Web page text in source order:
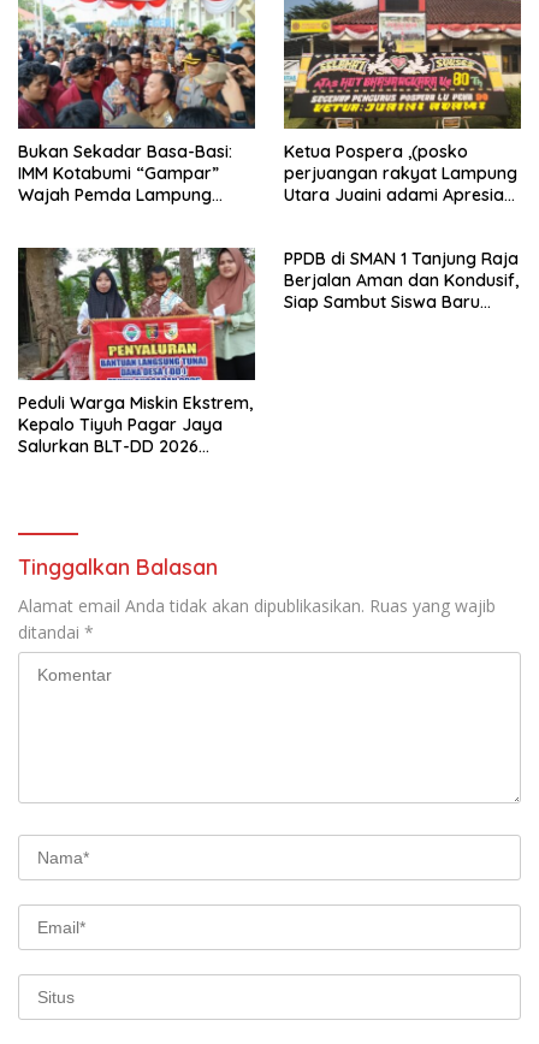
Bukan Sekadar Basa-Basi:
IMM Kotabumi “Gampar”
Wajah Pemda Lampung
Ketua Pospera ,(posko
perjuangan rakyat Lampung
Utara Juaini adami Apresiasi
Peduli Warga Miskin Ekstrem,
Kepalo Tiyuh Pagar Jaya
Salurkan BLT-DD 2026
PPDB di SMAN 1 Tanjung Raja
Berjalan Aman dan Kondusif,
Siap Sambut Siswa Baru
Tinggalkan Balasan
Alamat email Anda tidak akan dipublikasikan. Ruas yang wajib
ditandai *